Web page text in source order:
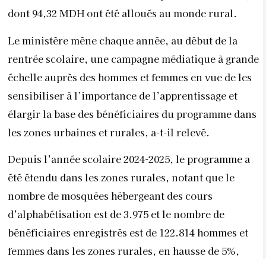
dont 94,32 MDH ont été alloués au monde rural.
Le ministère mène chaque année, au début de la
rentrée scolaire, une campagne médiatique à grande
échelle auprès des hommes et femmes en vue de les
sensibiliser à l’importance de l’apprentissage et
élargir la base des bénéficiaires du programme dans
les zones urbaines et rurales, a-t-il relevé.
Depuis l’année scolaire 2024-2025, le programme a
été étendu dans les zones rurales, notant que le
nombre de mosquées hébergeant des cours
d’alphabétisation est de 3.975 et le nombre de
bénéficiaires enregistrés est de 122.814 hommes et
femmes dans les zones rurales, en hausse de 5%,